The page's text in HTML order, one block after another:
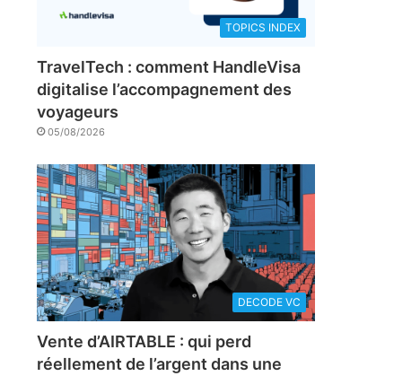
TOPICS INDEX
TravelTech : comment HandleVisa
digitalise l’accompagnement des
voyageurs
05/08/2026
DECODE VC
Vente d’AIRTABLE : qui perd
réellement de l’argent dans une